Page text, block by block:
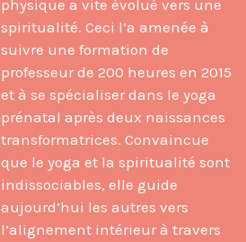
physique a vite évolué vers une
spiritualité. Ceci l’a amenée à
suivre une formation de
professeur de 200 heures en 2015
et à se spécialiser dans le yoga
prénatal après deux naissances
transformatrices. Convaincue
que le yoga et la spiritualité sont
indissociables, elle guide
aujourd’hui les autres vers
l’alignement intérieur à travers